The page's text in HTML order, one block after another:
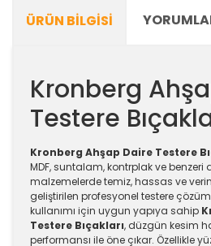
ÜRÜN BILGISI
Kronberg
Testere
Kronberg Ahşap Daire Testere
MDF, suntalam, kontrplak ve benzeri
malzemelerde temiz, hassas ve
geliştirilen profesyonel testere
kullanımı için uygun yapıya sahip
Testere Bıçakları, düzgün kesim
performansı ile öne çıkar. Özellikle